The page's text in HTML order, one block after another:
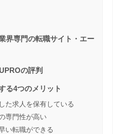
界専門の転職サイト・エー
の評判
る4つのメリット
た求人を保有している
専門性が高い
い転職ができる